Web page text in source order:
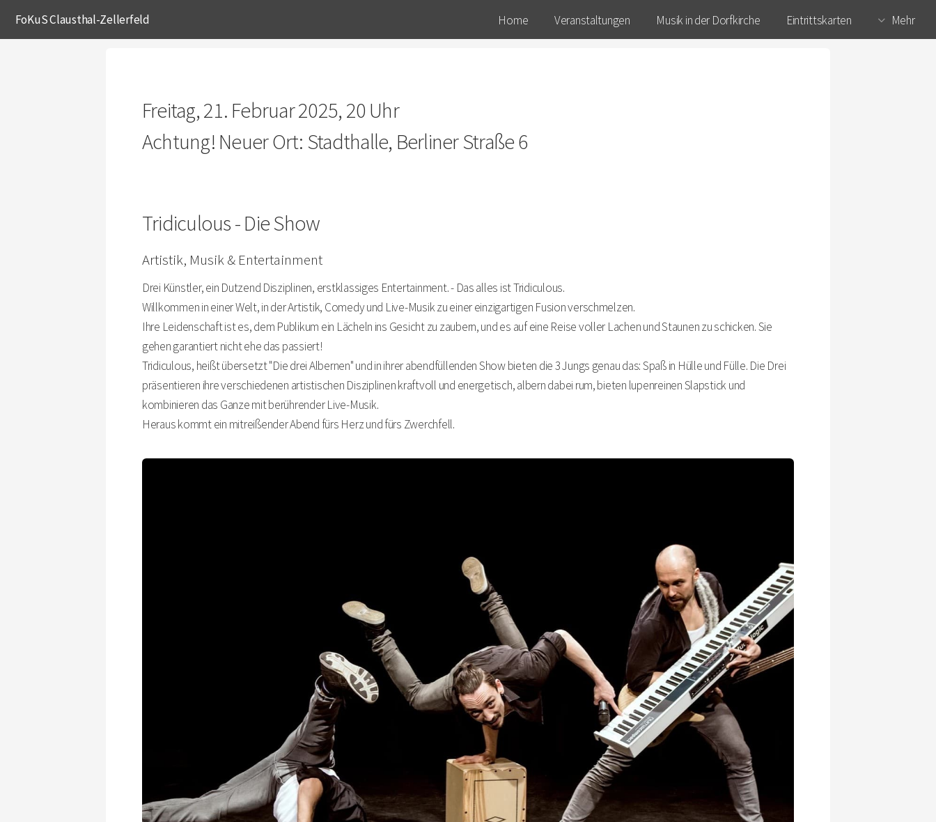
FoKuS Clausthal-Zellerfeld Home Veranstaltungen Musik in der Dorfkirche Eintrittskarten Mehr
Freitag, 21. Februar 2025, 20 Uhr
Achtung! Neuer Ort: Stadthalle, Berliner Straße 6
Tridiculous - Die Show
Artistik, Musik & Entertainment
Drei Künstler, ein Dutzend Disziplinen, erstklassiges Entertainment. - Das alles ist Tridiculous.
Willkommen in einer Welt, in der Artistik, Comedy und Live-Musik zu einer einzigartigen Fusion verschmelzen.
Ihre Leidenschaft ist es, dem Publikum ein Lächeln ins Gesicht zu zaubern, und es auf eine Reise voller Lachen und Staunen zu schicken. Sie
gehen garantiert nicht ehe das passiert!
Tridiculous, heißt übersetzt "Die drei Albernen" und in ihrer abendfüllenden Show bieten die 3 Jungs genau das: Spaß in Hülle und Fülle. Die Drei
präsentieren ihre verschiedenen artistischen Disziplinen kraftvoll und energetisch, albern dabei rum, bieten lupenreinen Slapstick und
kombinieren das Ganze mit berührender Live-Musik.
Heraus kommt ein mitreißender Abend fürs Herz und fürs Zwerchfell.